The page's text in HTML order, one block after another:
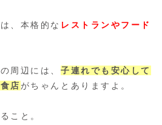
、本格的な レストランやフード
周辺には、 子連れでも安心して
店 がちゃんとありますよ。
こと。